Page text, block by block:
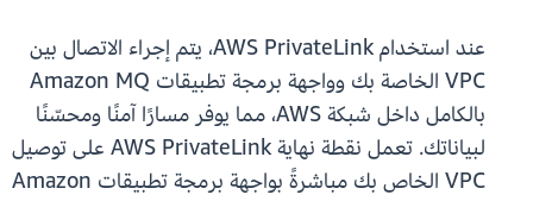
عند استخدام AWS PrivateLink، يتم إجراء الاتصال بين
VPC الخاصة بك وواجهة برمجة تطبيقات Amazon MQ
بالكامل داخل شبكة AWS، مما يوفر مسارًا آمنًا ومحسّنًا
لبياناتك. تعمل نقطة نهاية AWS PrivateLink على توصيل
VPC الخاص بك مباشرةً بواجهة برمجة تطبيقات Amazon